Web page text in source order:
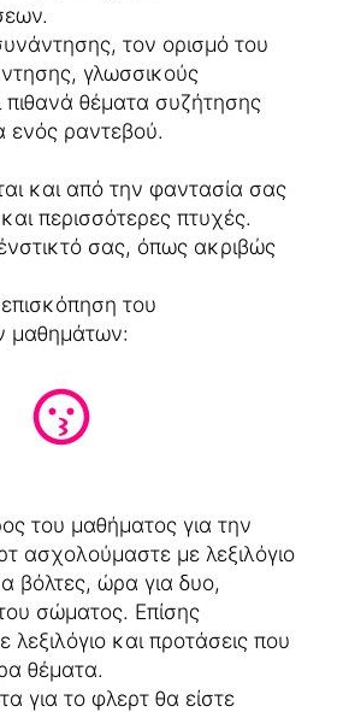
τον ορισμό του
γλωσσικούς
πιθανά θέματα συζήτησης
ενός ραντεβού.
και από την φαντασία σας
περισσότερες πτυχές.
σας, όπως ακριβώς
του
μαθημάτων:
του μαθήματος για την
ασχολούμαστε με λεξιλόγιο
βόλτες, ώρα για δυο,
σώματος. Επίσης
και προτάσεις που
θέματα.
για το φλερτ θα είστε